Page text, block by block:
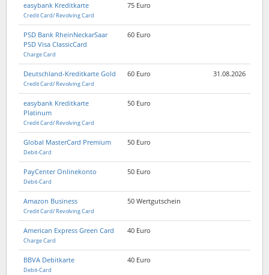
easybank Kreditkarte
Credit Card/ Revolving Card
75 Euro
PSD Bank RheinNeckarSaar
PSD Visa ClassicCard
Charge Card
60 Euro
Deutschland-Kreditkarte Gold
Credit Card/ Revolving Card
60 Euro 31.08.2026
easybank Kreditkarte
Platinum
Credit Card/ Revolving Card
50 Euro
Global MasterCard Premium
Debit-Card
50 Euro
PayCenter Onlinekonto
Debit-Card
50 Euro
Amazon Business
Credit Card/ Revolving Card
50 Wertgutschein
American Express Green Card
Charge Card
40 Euro
BBVA Debitkarte
Debit-Card
40 Euro